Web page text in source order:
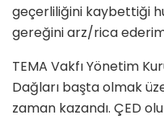
geçerliliğini kaybettiği
gereğini arz/rica
TEMA Vakfı Yönetim
Dağları başta olmak
zaman kazandı. ÇED